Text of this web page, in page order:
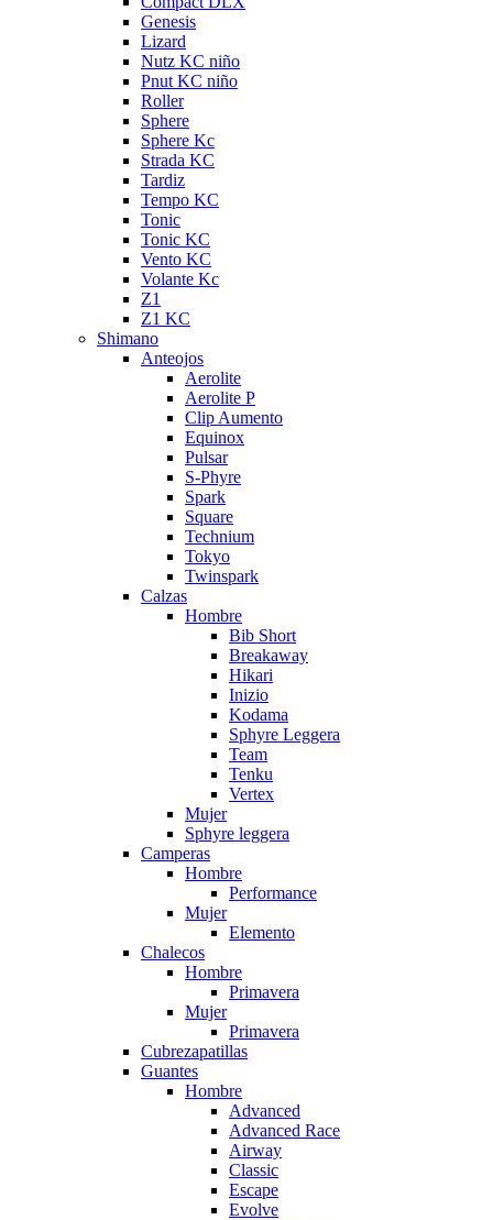
Genesis
Lizard
Nutz KC niño
Pnut KC niño
Roller
Sphere
Sphere Kc
Strada KC
Tardiz
Tempo KC
Tonic
Tonic KC
Vento KC
Volante Kc
Z1
Z1 KC
Shimano
Anteojos
Aerolite
Aerolite P
Clip Aumento
Equinox
Pulsar
S-Phyre
Spark
Square
Technium
Tokyo
Twinspark
Calzas
Hombre
Bib Short
Breakaway
Hikari
Inizio
Kodama
Sphyre Leggera
Team
Tenku
Vertex
Mujer
Sphyre leggera
Camperas
Hombre
Performance
Mujer
Elemento
Chalecos
Hombre
Primavera
Mujer
Primavera
Cubrezapatillas
Guantes
Hombre
Advanced
Advanced Race
Airway
Classic
Escape
Evolve